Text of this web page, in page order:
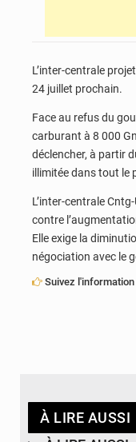
L’inter-centrale
24 juillet prochain.
Face au refus du
carburant à 8 000
déclencher, à partir
illimitée dans tout le
L’inter-centrale
contre
Elle exige la
négociation avec le
Suivez
À LIRE AUSSI